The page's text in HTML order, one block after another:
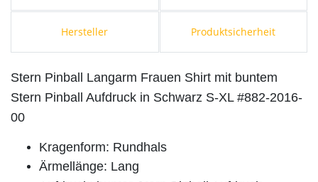
Hersteller Produktsicherheit
Stern Pinball Langarm Frauen Shirt mit buntem
Stern Pinball Aufdruck in Schwarz S-XL #882-2016-
00
Kragenform: Rundhals
Ärmellänge: Lang